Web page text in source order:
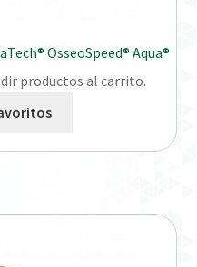
OsseoSpeed® Aqua®
productos al carrito.